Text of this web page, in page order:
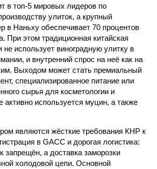
в топ-5 мировых лидеров по
улиток, а крупный
в Наньху обеспечивает 70 процентов
При этом традиционная китайская
не использует виноградную улитку в
и внутренний спрос на неё как на
Выходом может стать премиальный
специализированное питание или
сырья для косметологии и
активно используется муцин, а также
являются жёсткие требования КНР к
в GACC и дорогая логистика:
запрещён, а доставка заморозки
холодовой цепи. Основной